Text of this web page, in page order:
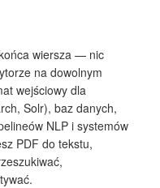
wiersza — nic
na dowolnym
wejściowy dla
Solr), baz danych,
NLP i systemów
PDF do tekstu,